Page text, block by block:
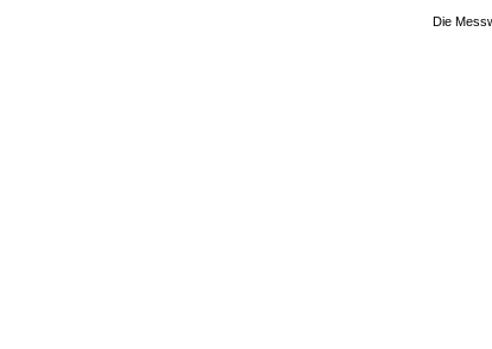
Die